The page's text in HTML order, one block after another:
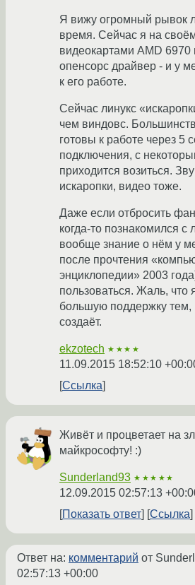
Я вижу огромный рывок
время. Сейчас я на
видеокартами AMD 6970
опенсорс драйвер - и у
к его работе.
Сейчас линукс
чем виндовс.
готовы к работе через 5
подключения, с
приходится возиться.
искаропки, видео тоже.
Даже если отбросить
когда-то познакомился с
вообще знание о нём у
после прочтения
энциклопедии» 2003
пользоваться. Жаль, что
большую поддержку тем,
создаёт.
ekzotech ★★★★
11.09.2015 18:52:10
Ссылка
Живёт и процветает на
майкрософту! :)
Sunderland93 ★★★★★
12.09.2015 02:57:13
Показать ответ
Ссылка
Ответ на: комментарий от
02:57:13 +00:00